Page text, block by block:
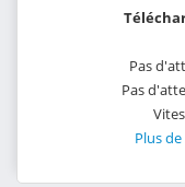
Pas
Pas
Plus